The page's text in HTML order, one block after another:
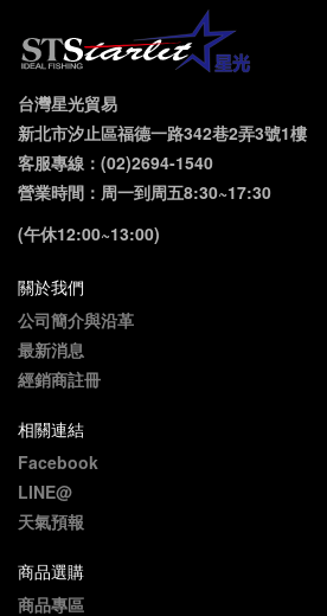
台灣星光貿易
新北市汐止區福德一路342巷2弄3號1樓
客服專線：(02)2694-1540
營業時間：周一到周五8:30~17:30
(午休12:00~13:00)
關於我們
公司簡介與沿革
最新消息
經銷商註冊
相關連結
Facebook
LINE@
天氣預報
商品選購
商品專區